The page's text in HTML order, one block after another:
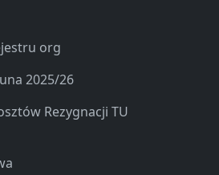
org
2025/26